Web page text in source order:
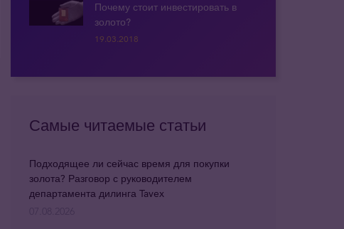
Почему стоит инвестировать в
золото?
19.03.2018
Самые читаемые статьи
Подходящее ли сейчас время для покупки
золота? Разговор с руководителем
департамента дилинга Tavex